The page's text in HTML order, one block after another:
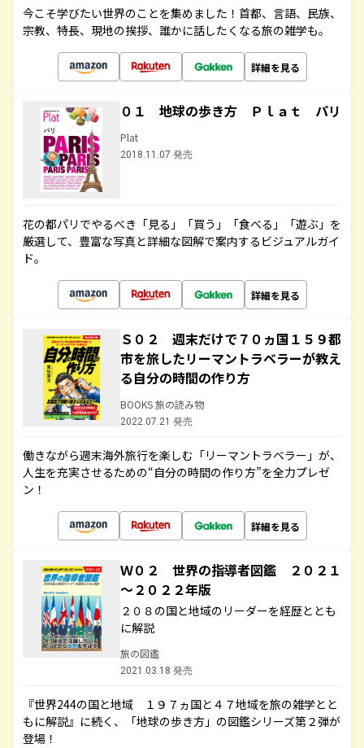
今こそ学びたい世界のことを集めました！首都、言語、民族、
宗教、特長、現地の挨拶、誰かに話したくなる旅の雑学も。
詳細を見る
０１ 地球の歩き方 Ｐｌａｔ パリ
Plat
2018.11.07 発売
花の都パリでやるべき「見る」「買う」「食べる」「遊ぶ」を
厳選して、豊富な写真と詳細な図解で案内するビジュアルガイ
ド。
詳細を見る
Ｓ０２ 週末だけで７０ヵ国１５９都
市を旅したリーマントラベラーが教え
る自分の時間の作り方
BOOKS 旅の読み物
2022.07.21 発売
働きながら週末海外旅行を楽しむ「リーマントラベラー」が、
人生を充実させるための“自分の時間の作り方”を全力プレゼ
ン！
詳細を見る
Ｗ０２ 世界の指導者図鑑 ２０２１
～２０２２年版
２０８の国と地域のリーダーを経歴ととも
に解説
旅の図鑑
2021.03.18 発売
『世界244の国と地域 １９７ヵ国と４７地域を旅の雑学とと
もに解説』に続く、「地球の歩き方」の図鑑シリーズ第２弾が
登場！